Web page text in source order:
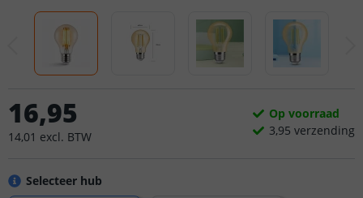
Selecteer hub
16,95
14,01 excl. BTW
Op voorraad
3,95 verzending